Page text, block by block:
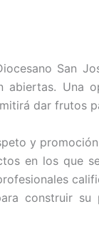
San
abier­tas. Una
dar frutos
y
en los que
construir